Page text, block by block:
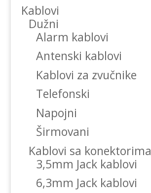
Kablovi
Dužni
Alarm kablovi
Antenski kablovi
Kablovi za zvučnike
Telefonski
Napojni
Širmovani
Kablovi sa konektorima
3,5mm Jack kablovi
6,3mm Jack kablovi